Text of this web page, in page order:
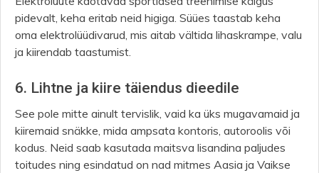
pidevalt, keha eritab neid higiga. Süües taastab keha
oma elektrolüüdivarud, mis aitab vältida lihaskrampe, valu
ja kiirendab taastumist.
6. Lihtne ja kiire täiendus dieedile
See pole mitte ainult tervislik, vaid ka üks mugavamaid ja
kiiremaid snäkke, mida ampsata kontoris, autoroolis või
kodus. Neid saab kasutada maitsva lisandina paljudes
toitudes ning esindatud on nad mitmes Aasia ja Vaikse